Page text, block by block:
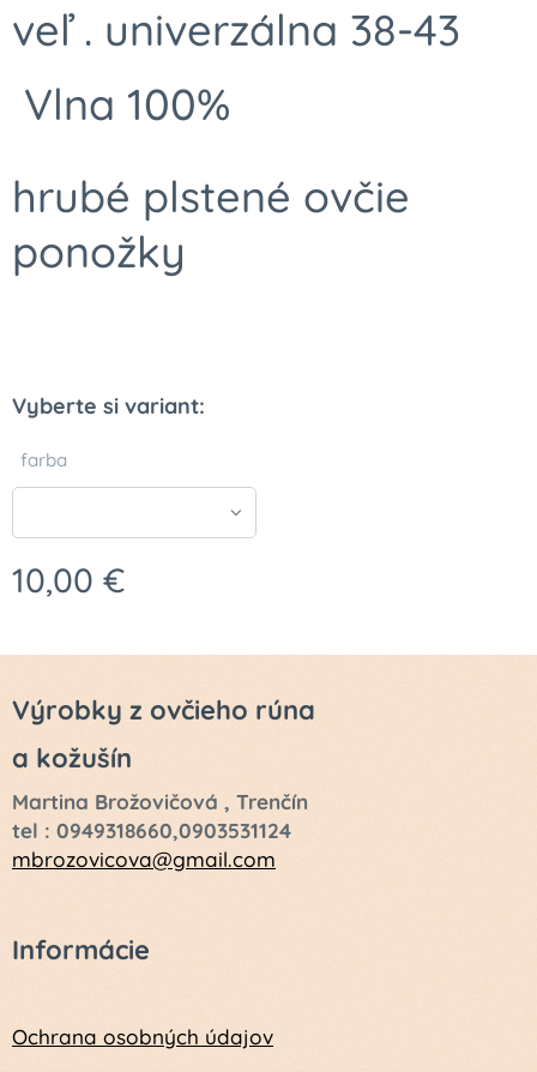
veľ . univerzálna 38-43
Vlna 100%
hrubé plstené ovčie
ponožky
Vyberte si variant:
farba
10,00 €
Výrobky z ovčieho rúna
a kožušín
Martina Brožovičová , Trenčín
tel : 0949318660,0903531124
mbrozovicova@gmail.com
Informácie
Ochrana osobných údajov